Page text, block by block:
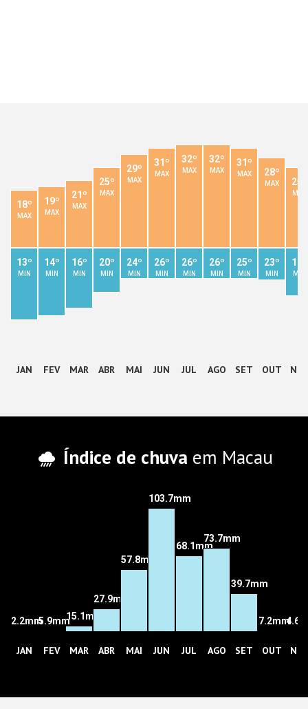
18º
MAX
13º
MIN
JAN
19º
MAX
14º
MIN
FEV
21º
MAX
16º
MIN
MAR
25º
MAX
20º
MIN
ABR
29º
MAX
24º
MIN
MAI
31º
MAX
26º
MIN
JUN
32º
MAX
26º
MIN
JUL
32º
MAX
26º
MIN
AGO
31º
MAX
25º
MIN
SET
28º
MAX
23º
MIN
OUT
25º
MAX
19º
MIN
NOV
Índice de chuva em Macau
2.2mm
JAN
5.9mm
FEV
15.1mm
MAR
27.9mm
ABR
57.8mm
MAI
103.7mm
JUN
68.1mm
JUL
73.7mm
AGO
39.7mm
SET
7.2mm
OUT NOV